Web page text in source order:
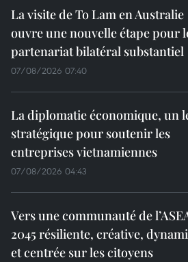
La visite de To Lam en Australie
ouvre une nouvelle étape pour
partenariat bilatéral substantiel
07/08/2026 07:40
La diplomatie économique, un
stratégique pour soutenir les
entreprises vietnamiennes
07/08/2026 04:43
Vers une communauté de
2045 résiliente, créative,
et centrée sur les citoyens